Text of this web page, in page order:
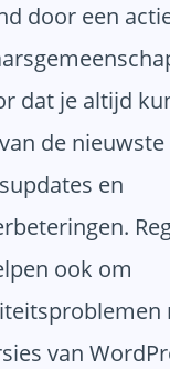
door een
dat je altijd
de
en
ook om
van